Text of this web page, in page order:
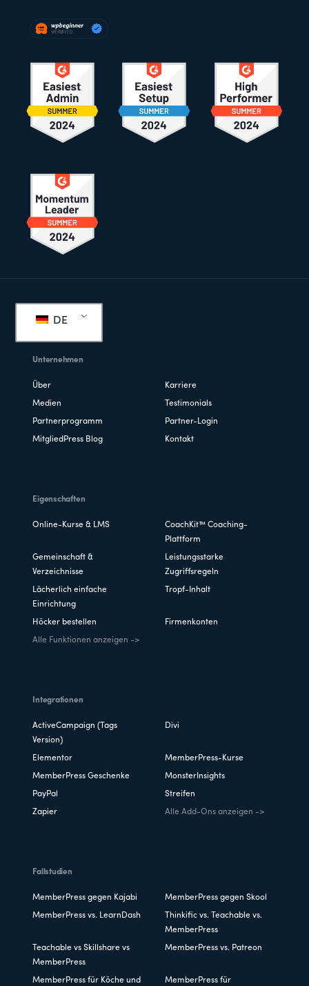
DE
Unternehmen
Über Karriere
Medien Testimonials
Partnerprogramm Partner-Login
MitgliedPress Blog Kontakt
Eigenschaften
Online-Kurse & LMS
CoachKit™ Coaching-
Plattform
Gemeinschaft &
Verzeichnisse
Leistungsstarke
Zugriffsregeln
Lächerlich einfache
Einrichtung
Tropf-Inhalt
Höcker bestellen Firmenkonten
Alle Funktionen anzeigen ->
Integrationen
ActiveCampaign (Tags
Version)
Divi
Elementor MemberPress-Kurse
MemberPress Geschenke MonsterInsights
PayPal Streifen
Zapier Alle Add-Ons anzeigen ->
Fallstudien
MemberPress gegen Kajabi MemberPress gegen Skool
MemberPress vs. LearnDash
Thinkific vs. Teachable vs.
MemberPress
Teachable vs Skillshare vs
MemberPress
MemberPress vs. Patreon
MemberPress für Köche und
MemberPress für